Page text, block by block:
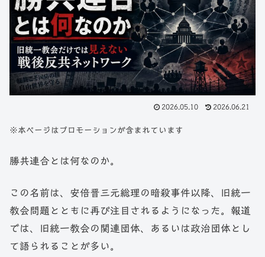
2026.05.10 2026.06.21
※本ページはプロモーションが含まれています
勝共連合とは何なのか。
この名前は、安倍晋三元総理の暗殺事件以降、旧統一
教会問題とともに再び注目されるようになった。報道
では、旧統一教会の関連団体、あるいは政治団体とし
て語られることが多い。